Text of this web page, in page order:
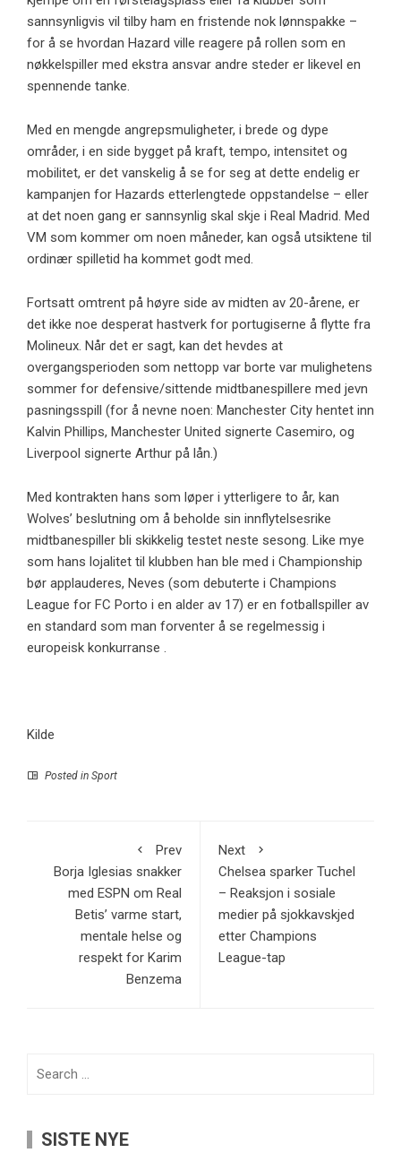
sannsynligvis vil tilby ham en fristende nok lønnspakke –
for å se hvordan Hazard ville reagere på rollen som en
nøkkelspiller med ekstra ansvar andre steder er likevel en
spennende tanke.
Med en mengde angrepsmuligheter, i brede og dype
områder, i en side bygget på kraft, tempo, intensitet og
mobilitet, er det vanskelig å se for seg at dette endelig er
kampanjen for Hazards etterlengtede oppstandelse – eller
at det noen gang er sannsynlig skal skje i Real Madrid. Med
VM som kommer om noen måneder, kan også utsiktene til
ordinær spilletid ha kommet godt med.
Fortsatt omtrent på høyre side av midten av 20-årene, er
det ikke noe desperat hastverk for portugiserne å flytte fra
Molineux. Når det er sagt, kan det hevdes at
overgangsperioden som nettopp var borte var mulighetens
sommer for defensive/sittende midtbanespillere med jevn
pasningsspill (for å nevne noen: Manchester City hentet inn
Kalvin Phillips, Manchester United signerte Casemiro, og
Liverpool signerte Arthur på lån.)
Med kontrakten hans som løper i ytterligere to år, kan
Wolves’ beslutning om å beholde sin innflytelsesrike
midtbanespiller bli skikkelig testet neste sesong. Like mye
som hans lojalitet til klubben han ble med i Championship
bør applauderes, Neves (som debuterte i Champions
League for FC Porto i en alder av 17) er en fotballspiller av
en standard som man forventer å se regelmessig i
europeisk konkurranse .
Kilde
Posted in Sport
Prev
Borja Iglesias snakker
med ESPN om Real
Betis’ varme start,
mentale helse og
respekt for Karim
Benzema
Next
Chelsea sparker Tuchel
– Reaksjon i sosiale
medier på sjokkavskjed
etter Champions
League-tap
SISTE NYE